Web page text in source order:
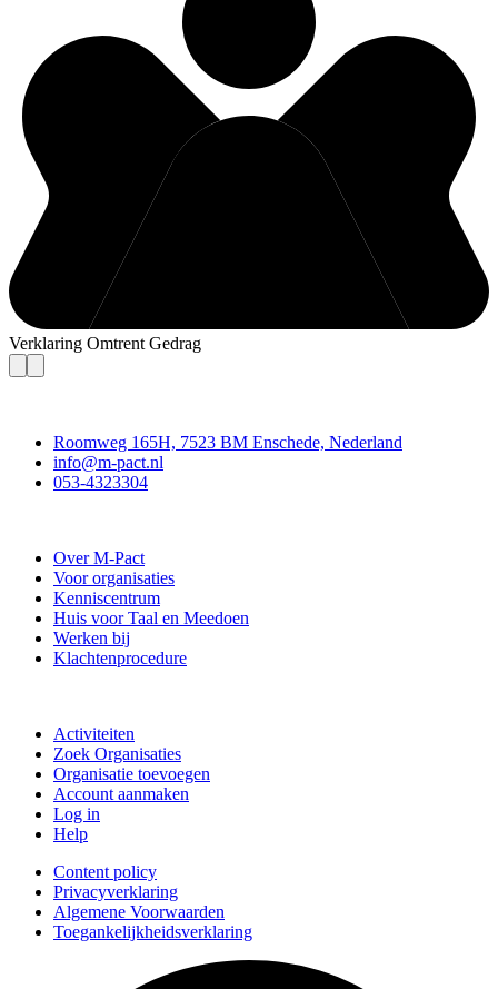
Verklaring Omtrent Gedrag
Roomweg 165H, 7523 BM Enschede, Nederland
info@m-pact.nl
053-4323304
Over M-Pact
Voor organisaties
Kenniscentrum
Huis voor Taal en Meedoen
Werken bij
Klachtenprocedure
Activiteiten
Zoek Organisaties
Organisatie toevoegen
Account aanmaken
Log in
Help
Content policy
Privacyverklaring
Algemene Voorwaarden
Toegankelijkheidsverklaring